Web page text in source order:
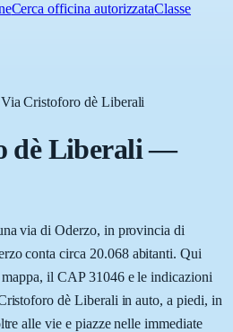
Cerca officina autorizzataClasse
Via Cristoforo dè Liberali
dè Liberali—
via di Oderzo, in provincia di
conta circa 20.068 abitanti. Qui
il CAP 31046 e le indicazioni
dè Liberali in auto, a piedi, in
alle vie e piazze nelle immediate